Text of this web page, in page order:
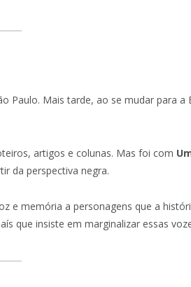
Paulo. Mais tarde, ao se mudar para a
artigos e colunas. Mas foi com
da perspectiva negra.
e memória a personagens que a
que insiste em marginalizar essas